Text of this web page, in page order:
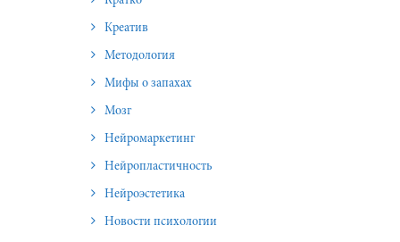
Креатив
Методология
Мифы о запахах
Мозг
Нейромаркетинг
Нейропластичность
Нейроэстетика
Новости психологии